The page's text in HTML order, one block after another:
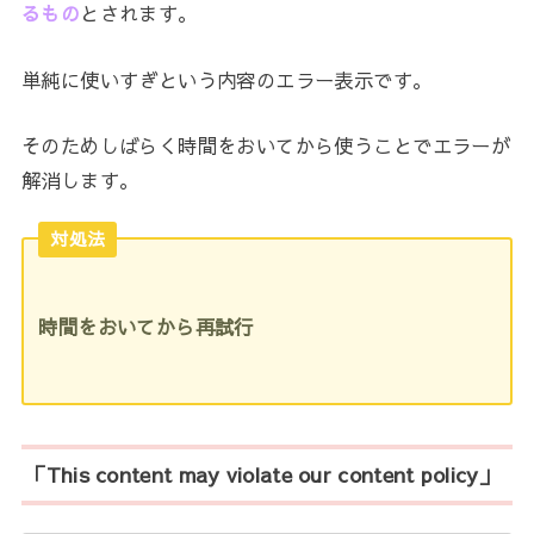
るものとされます。
単純に使いすぎという内容のエラー表示です。
そのためしばらく時間をおいてから使うことでエラーが
解消します。
対処法
時間をおいてから再試行
「This content may violate our content policy」